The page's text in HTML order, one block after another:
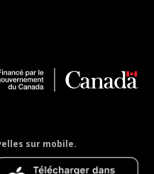
sur mobile.